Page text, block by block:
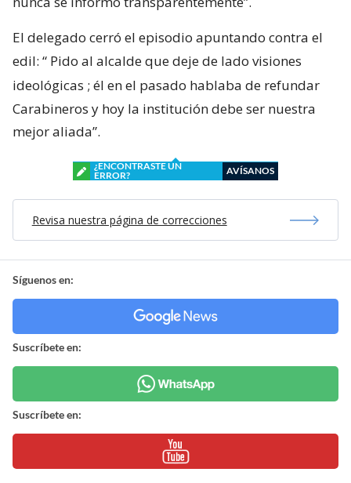
El delegado cerró el episodio apuntando contra el
edil: “ Pido al alcalde que deje de lado visiones
ideológicas ; él en el pasado hablaba de refundar
Carabineros y hoy la institución debe ser nuestra
mejor aliada”.
¿ENCONTRASTE UN
ERROR?
AVÍSANOS
Revisa nuestra página de correcciones
Síguenos en:
Suscríbete en:
Suscríbete en: